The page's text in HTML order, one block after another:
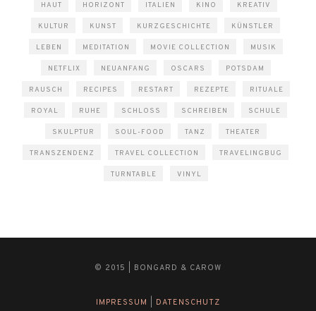
HAUT HORIZONT ITALIEN KINO KREATIV
KULTUR KUNST KURZGESCHICHTE KÜNSTLER
LEBEN MEDITATION MOVIE COLLECTION MUSIK
NETFLIX NEUANFANG OSCARS POTSDAM
RAUSCH RECIPES RESTART REZEPTE RITUALE
ROYAL RUHE SCHLOSS SCHREIBEN SCHULE
SKULPTUR SOUL-FOOD TANZ THEATER
TRANSZENDENZ TRAVEL COLLECTION TRAVELINGBUG
TURNTABLE VINYL
© 2015 | BONGARD & CAROW
IMPRESSUM DATENSCHUTZ